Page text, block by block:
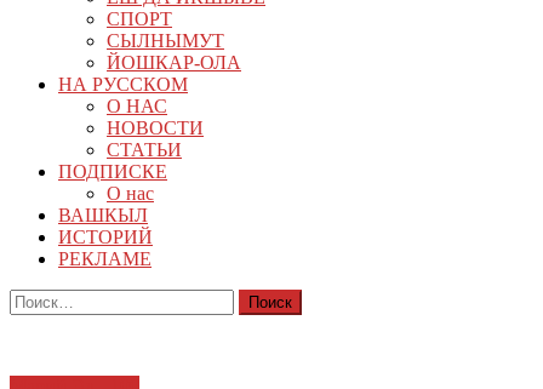
СПОРТ
СЫЛНЫМУТ
ЙОШКАР-ОЛА
НА РУССКОМ
О НАС
НОВОСТИ
СТАТЬИ
ПОДПИСКЕ
О нас
ВАШКЫЛ
ИСТОРИЙ
РЕКЛАМЕ
Найти: